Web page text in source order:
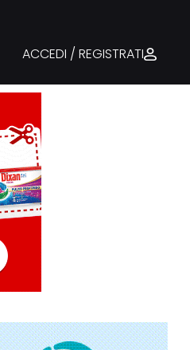
ACCEDI / REGISTRATI